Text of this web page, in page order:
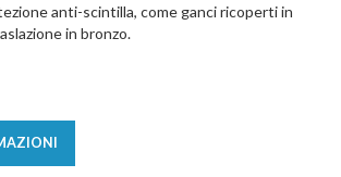
anti-scintilla, come ganci ricoperti in
in bronzo.